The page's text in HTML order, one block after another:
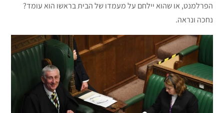
הפרלמנט, או שהוא יילחם על מעמדו של הבית בראשו הוא עומד?
נחכה ונראה.